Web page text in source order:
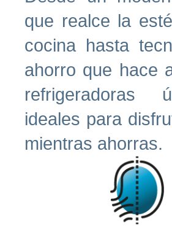
que realce la
cocina hasta
ahorro que hace
refrigeradoras
ideales para
mientras ahorras.